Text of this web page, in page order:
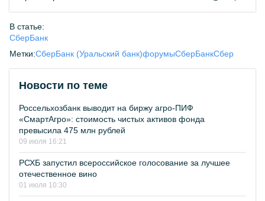
В статье:
СберБанк
Метки:СберБанк (Уральский банк)форумыСберБанкСбер
Новости по теме
Россельхозбанк выводит на биржу агро-ПИФ
«СмартАгро»: стоимость чистых активов фонда
превысила 475 млн рублей
09 июля 16:21
РСХБ запустил всероссийское голосование за лучшее
отечественное вино
01 июля 10:30